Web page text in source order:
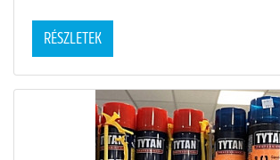
RÉSZLETEK